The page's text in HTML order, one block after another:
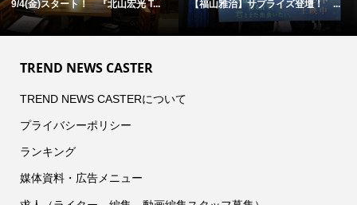
9/4(金)スタート！ 『北山宏光 T... 【福山雅治】サプライズ登壇！ ...
TREND NEWS CASTER
TREND NEWS CASTERについて
プライバシーポリシー
ランキング
媒体資料・広告メニュー